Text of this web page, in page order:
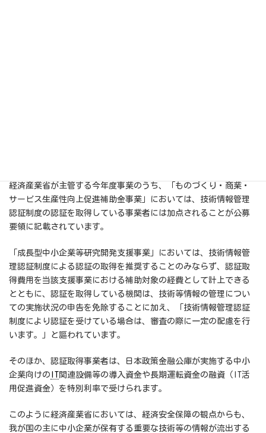
経済産業省が主管する今年度事業のうち、「ものづくり・商業・
サービス生産性向上促進補助金事業」においては、技術情報管理
認証制度の認証を取得している事業者には加点されることが公募
要領に記載されています。
「成長型中小企業等研究開発支援事業」においては、技術情報管
理認証制度による認証の取得を推奨することのみならず、認証取
得費用を当該支援事業における補助対象の経費として計上できる
とともに、認証を取得している機関は、技術等情報の管理につい
ての実施状況の申告を免除することに加え、「技術情報管理認証
制度により認証を受けている場合は、審査の際に一定の配慮を行
います。」と謳われています。
そのほか、認証取得事業者は、日本政策金融公庫が実施する中小
企業向けの IT 関連設備等の導入資金や長期運転資金の融資（IT活
用促進資金）を特別利率で受けられます。
このように経済産業省においては、経済安全保障の観点からも、
我が国の主に中小企業が保有する重要な技術等の情報が流出する